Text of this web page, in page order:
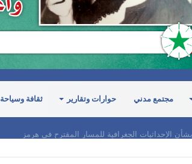
مجتمع مدني حوارات وتقارير ثقافة وسياحة
الإحداثيات الجغرافية للمسار المقترح في هرمز